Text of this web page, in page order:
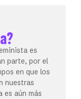
es
parte, por el
en que los
nuestras
es aún más